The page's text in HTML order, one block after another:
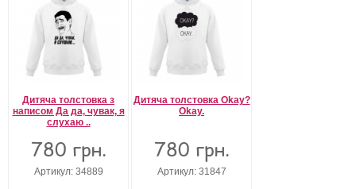
Дитяча толстовка з
написом Да да, чувак, я
слухаю ..
780 грн.
Артикул: 34889
Дитяча толстовка Okay?
Okay.
780 грн.
Артикул: 31847